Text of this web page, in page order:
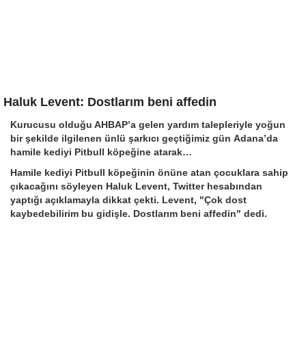
Haluk Levent: Dostlarım beni affedin
Kurucusu olduğu AHBAP’a gelen yardım talepleriyle yoğun
bir şekilde ilgilenen ünlü şarkıcı geçtiğimiz gün Adana’da
hamile kediyi Pitbull köpeğine atarak…
Hamile kediyi Pitbull köpeğinin önüne atan çocuklara sahip
çıkacağını söyleyen Haluk Levent, Twitter hesabından
yaptığı açıklamayla dikkat çekti. Levent, "Çok dost
kaybedebilirim bu gidişle. Dostlarım beni affedin" dedi.